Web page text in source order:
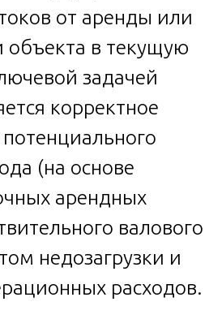
от аренды или
объекта в текущую
задачей
корректное
(на основе
арендных
валового
недозагрузки и
расходов.